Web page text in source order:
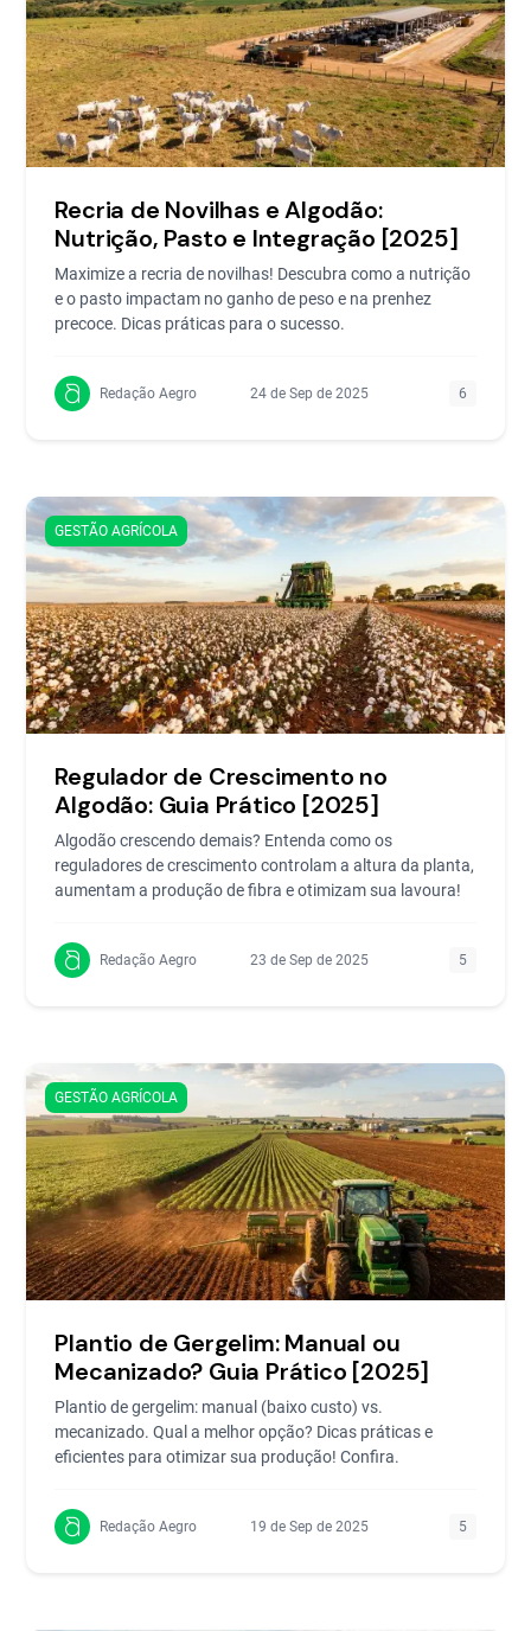
Recria de Novilhas e Algodão:
Nutrição, Pasto e Integração [2025]
Maximize a recria de novilhas! Descubra como a nutrição
e o pasto impactam no ganho de peso e na prenhez
precoce. Dicas práticas para o sucesso.
Redação Aegro 24 de Sep de 2025 6
GESTÃO AGRÍCOLA
Regulador de Crescimento no
Algodão: Guia Prático [2025]
Algodão crescendo demais? Entenda como os
reguladores de crescimento controlam a altura da planta,
aumentam a produção de fibra e otimizam sua lavoura!
Redação Aegro 23 de Sep de 2025 5
GESTÃO AGRÍCOLA
Plantio de Gergelim: Manual ou
Mecanizado? Guia Prático [2025]
Plantio de gergelim: manual (baixo custo) vs.
mecanizado. Qual a melhor opção? Dicas práticas e
eficientes para otimizar sua produção! Confira.
Redação Aegro 19 de Sep de 2025 5